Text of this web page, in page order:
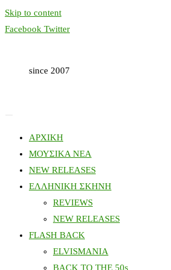
Skip to content
Facebook Twitter
since 2007
ΑΡΧΙΚΗ
ΜΟΥΣΙΚΑ ΝΕΑ
NEW RELEASES
ΕΛΛΗΝΙΚΗ ΣΚΗΝΗ
REVIEWS
NEW RELEASES
FLASH BACK
ELVISMANIA
BACK TO THE 50s